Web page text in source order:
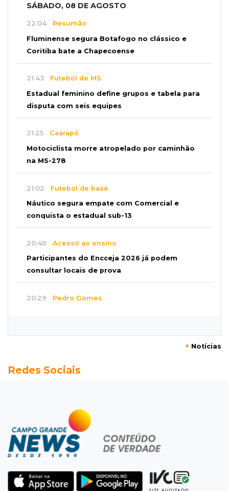
SÁBADO, 08 DE AGOSTO
22:04 Resumão
Fluminense segura Botafogo no clássico e
Coritiba bate a Chapecoense
21:43 Futebol de MS
Estadual feminino define grupos e tabela para
disputa com seis equipes
21:25 Caarapó
Motociclista morre atropelado por caminhão
na MS-278
21:02 Futebol de base
Náutico segura empate com Comercial e
conquista o estadual sub-13
20:40 Acesso ao ensino
Participantes do Encceja 2026 já podem
consultar locais de prova
20:29 Pedro Gomes
Pantanal treina em Goiânia antes de jogo que
Campeonato Brasileiro
Remo busca empate com Atlético-MG e segue
na zona de rebaixamento
Defesa diz que preso suspeito de sequestro
+ Notícias
Redes Sociais